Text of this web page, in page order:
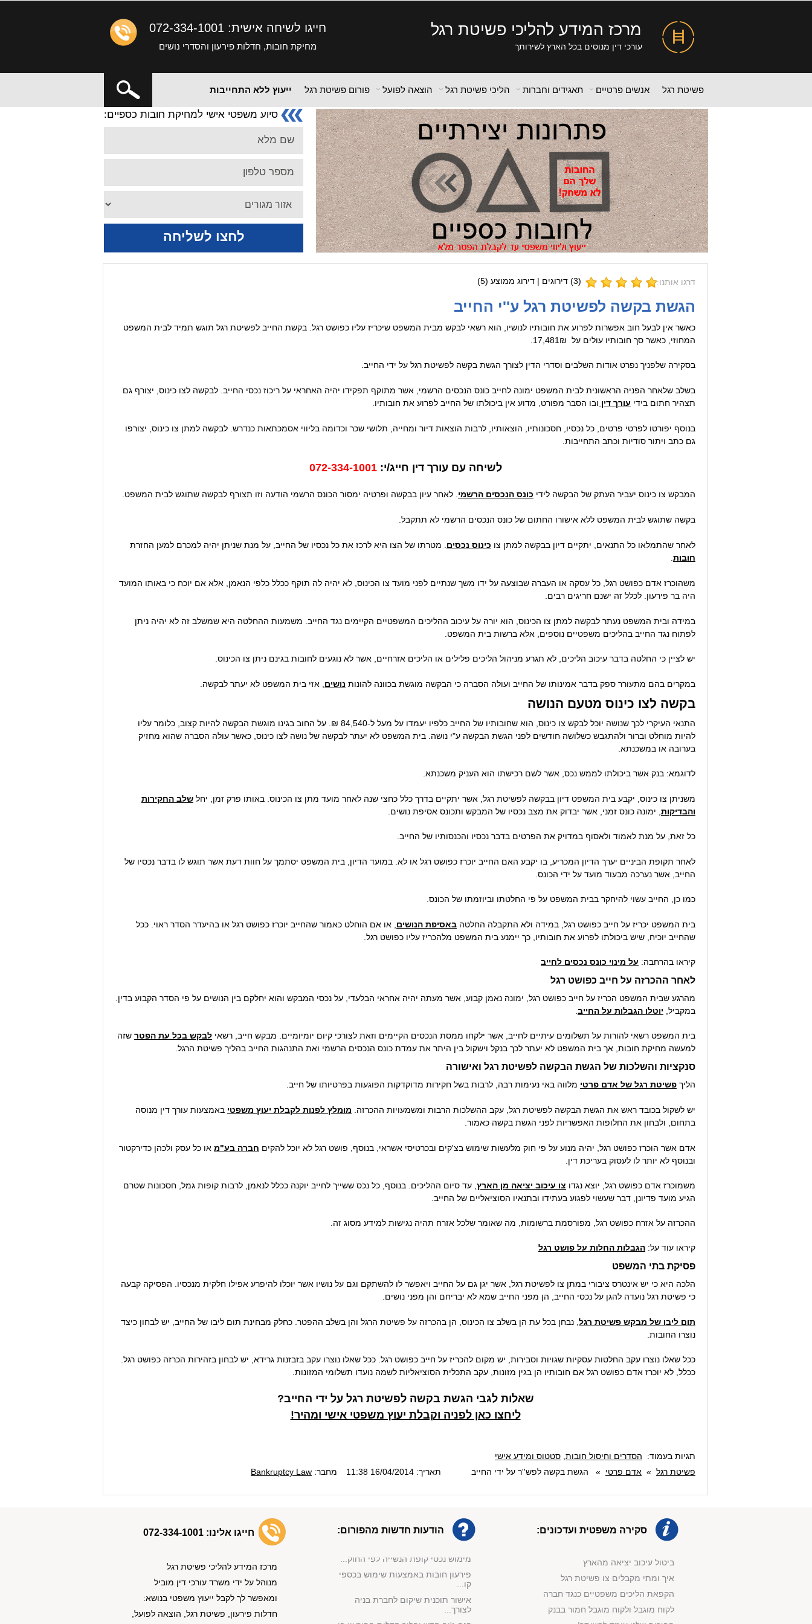
מרכז המידע להליכי פשיטת רגל
עורכי דין מנוסים בכל הארץ לשירותך
חייגו לשיחה אישית: 072-334-1001
מחיקת חובות, חדלות פירעון והסדרי נושים
פשיטת רגל אנשים פרטיים תאגידים וחברות הליכי פשיטת רגל הוצאה לפועל פורום פשיטת רגל ייעוץ ללא התחייבות X
סיוע משפטי אישי למחיקת חובות כספיים:
שם מלא
מספר טלפון
לחצו לשליחה
דרגו אותנו: (
3) דירוגים | דירוג ממוצע (5
)
הגשת בקשה לפשיטת רגל ע''י החייב
כאשר אין לבעל חוב אפשרות לפרוע את חובותיו לנושיו, הוא רשאי לבקש מבית המשפט שיכריז עליו כפושט רגל. בקשת החייב לפשיטת רגל תוגש תמיד לבית המשפט
המחוזי, כאשר סך חובותיו עולים על 17,481₪.
בסקירה שלפניך נפרט אודות השלבים וסדרי הדין לצורך הגשת בקשה לפשיטת רגל על ידי החייב.
בשלב שלאחר הפניה הראשונית לבית המשפט ימונה לחייב כונס הנכסים הרשמי, אשר מתוקף תפקידו יהיה האחראי על ריכוז נכסי החייב. לבקשה לצו כינוס, יצורף גם
תצהיר חתום בידי עורך דין ובו הסבר מפורט, מדוע אין ביכולתו של החייב לפרוע את חובותיו.
בנוסף יפורטו לפרטי פרטים, כל נכסיו, חסכונותיו, הוצאותיו, לרבות הוצאות דיור ומחייה, תלושי שכר וכדומה בליווי אסמכתאות כנדרש. לבקשה למתן צו כינוס, יצורפו
גם כתב ויתור סודיות וכתב התחייבות.
לשיחה עם עורך דין חייג/י:072-334-1001
המבקש צו כינוס יעביר העתק של הבקשה לידי כונס הנכסים הרשמי . לאחר עיון בבקשה ופרטיה ימסור הכונס הרשמי הודעה וזו תצורף לבקשה שתוגש לבית המשפט.
בקשה שתוגש לבית המשפט ללא אישורו החתום של כונס הנכסים הרשמי לא תתקבל.
לאחר שהתמלאו כל התנאים, יתקיים דיון בבקשה למתן צו כינוס נכסים . מטרתו של הצו היא לרכז את כל נכסיו של החייב, על מנת שניתן יהיה למכרם למען החזרת
חובות
משהוכרז אדם כפושט רגל, כל עסקה או העברה שבוצעה על ידו משך שנתיים לפני מועד צו הכינוס, לא יהיה לה תוקף ככלל כלפי הנאמן, אלא אם יוכח כי באותו המועד
היה בר פירעון. לכלל זה ישנם חריגים רבים.
במידה ובית המשפט נעתר לבקשה למתן צו הכינוס, הוא יורה על עיכוב ההליכים המשפטיים הקיימים נגד החייב. משמעות ההחלטה היא שמשלב זה לא יהיה ניתן
לפתוח נגד החייב בהליכים משפטיים נוספים, אלא ברשות בית המשפט.
יש לציין כי החלטה בדבר עיכוב הליכים, לא תגרע מניהול הליכים פלילים או הליכים אזרחיים, אשר לא נוגעים לחובות בגינם ניתן צו הכינוס.
במקרים בהם מתעורר ספק בדבר אמינותו של החייב ועולה הסברה כי הבקשה מוגשת בכוונה להונות נושים , אזי בית המשפט לא יעתר לבקשה.
בקשה לצו כינוס מטעם הנושה
התנאי העיקרי לכך שנושה יוכל לבקש צו כינוס, הוא שחובותיו של החייב כלפיו יעמדו על מעל ל-84,540 ₪. על החוב בגינו מוגשת הבקשה להיות קצוב, כלומר עליו
להיות מוחלט וברור ולהתגבש כשלושה חודשים לפני הגשת הבקשה ע"י נושה. בית המשפט לא יעתר לבקשה של נושה לצו כינוס, כאשר עולה הסברה שהוא מחזיק
בערובה או במשכנתא.
לדוגמא: בנק אשר ביכולתו לממש נכס, אשר לשם רכישתו הוא העניק משכנתא.
משניתן צו כינוס, יקבע בית המשפט דיון בבקשה לפשיטת רגל, אשר יתקיים בדרך כלל כחצי שנה לאחר מועד מתן צו הכינוס. באותו פרק זמן, יחל שלב החקירות
והבדיקות , ימונה כונס זמני, אשר יבדוק את מצב נכסיו של המבקש ותכונס אסיפת נושים.
כל זאת, על מנת לאמוד ולאסוף במדויק את הפרטים בדבר נכסיו והכנסותיו של החייב.
לאחר תקופת הביניים יערך הדיון המכריע, בו יקבע האם החייב יוכרז כפושט רגל או לא. במועד הדיון, בית המשפט יסתמך על חוות דעת אשר תוגש לו בדבר נכסיו של
החייב, אשר נערכה מבעוד מועד על ידי הכונס.
כמו כן, החייב עשוי להיחקר בבית המשפט על פי החלטתו וביוזמתו של הכונס.
בית המשפט יכריז על חייב כפושט רגל, במידה ולא התקבלה החלטה באסיפת הנושים , או אם הוחלט כאמור שהחייב יוכרז כפושט רגל או בהיעדר הסדר ראוי. ככל
שהחייב יוכיח, שיש ביכולתו לפרוע את חובותיו, כך יימנע בית המשפט מלהכריז עליו כפושט רגל.
קיראו בהרחבה: על מינוי כונס נכסים לחייב
לאחר ההכרזה על חייב כפושט רגל
מהרגע שבית המשפט הכריז על חייב כפושט רגל, ימונה נאמן קבוע, אשר מעתה יהיה אחראי הבלעדי, על נכסי המבקש והוא יחלקם בין הנושים על פי הסדר הקבוע בדין.
במקביל, יוטלו הגבלות על החייב
בית המשפט רשאי להורות על תשלומים עיתיים לחייב, אשר ילקחו ממסת הנכסים הקיימים וזאת לצורכי קיום יומיומיים. מבקש חייב, רשאי לבקש בכל עת הפטר שזה
למעשה מחיקת חובות, אך בית המשפט לא יעתר לכך בנקל וישקול בין היתר את עמדת כונס הנכסים הרשמי ואת התנהגות החייב בהליך פשיטת הרגל.
סנקציות והשלכות של הגשת הבקשה לפשיטת רגל ואישורה
הליך פשיטת רגל של אדם פרטי מלווה באי נעימות רבה, לרבות בשל חקירות מדוקדקות הפוגעות בפרטיותו של חייב.
יש לשקול בכובד ראש את הגשת הבקשה לפשיטת רגל, עקב ההשלכות הרבות ומשמעויות ההכרזה. מומלץ לפנות לקבלת יעוץ משפטי באמצעות עורך דין מנוסה
בתחום, ולבחון את החלופות האפשריות לפני הגשת בקשה כאמור.
אדם אשר הוכרז כפושט רגל, יהיה מנוע על פי חוק מלעשות שימוש בצ'קים ובכרטיסי אשראי, בנוסף, פושט רגל לא יוכל להקים חברה בע"מ או כל עסק ולכהן כדירקטור
ובנוסף לא יותר לו לעסוק בעריכת דין.
משמוכרז אדם כפושט רגל, יוצא נגדו צו עיכוב יציאה מן הארץ , עד סיום ההליכים. בנוסף, כל נכס ששייך לחייב יוקנה ככלל לנאמן, לרבות קופות גמל, חסכונות שטרם
הגיע מועד פדיונן, דבר שעשוי לפגוע בעתידו ובתנאיו הסוציאליים של החייב.
ההכרזה על אזרח כפושט רגל, מפורסמת ברשומות, מה שאומר שלכל אזרח תהיה נגישות למידע מסוג זה.
קיראו עוד על: הגבלות החלות על פושט רגל
פסיקת בתי המשפט
הלכה היא כי יש אינטרס ציבורי במתן צו לפשיטת רגל, אשר יגן גם על החייב ויאפשר לו להשתקם וגם על נושיו אשר יוכלו להיפרע אפילו חלקית מנכסיו. הפסיקה קבעה
כי פשיטת רגל נועדה להגן על נכסי החייב, הן מפני החייב שמא לא יבריחם והן מפני נושים.
תום ליבו של מבקש פשיטת רגל , נבחן בכל עת הן בשלב צו הכינוס, הן בהכרזה על פשיטת הרגל והן בשלב ההפטר. כחלק מבחינת תום ליבו של החייב, יש לבחון כיצד
נוצרו החובות.
ככל שאלו נוצרו עקב החלטות עסקיות שגויות וסבירות, יש מקום להכריז על חייב כפושט רגל. ככל שאלו נוצרו עקב בזבזנות גרידא, יש לבחון בזהירות הכרזה כפושט רגל.
ככלל, לא יוכרז אדם כפושט רגל אם חובותיו הן בגין מזונות, עקב התכלית הסוציאליות לשמה נועדו תשלומי המזונות.
שאלות לגבי הגשת בקשה לפשיטת רגל על ידי החייב?
ליחצו כאן לפניה וקבלת יעוץ משפטי אישי ומהיר!
תגיות בעמוד: הסדרים וחיסול חובות סטטוס ומידע אישי
פשיטת רגל » אדם פרטי » הגשת בקשה לפש''ר על ידי החייב תאריך: 16/04/2014 11:38 מחבר: Bankruptcy Law
סקירה משפטית ועדכונים:
ביטול עיכוב יציאה מהארץ
איך ומתי מקבלים צו פשיטת רגל
הקפאת הליכים משפטיים כנגד חברה
לקוח מוגבל ולקוח מוגבל חמור בבנק
הודעות חדשות מהפורום:
החברה לא קיימה צו עיקול משכורת
ותשל...
קו...
לצורך...
חייגו אלינו: 072-334-1001
מרכז המידע להליכי פשיטת רגל
מנוהל על ידי משרד עורכי דין מוביל
ומאפשר לך לקבל ייעוץ משפטי בנושא:
חדלות פירעון, פשיטת רגל, הוצאה לפועל,